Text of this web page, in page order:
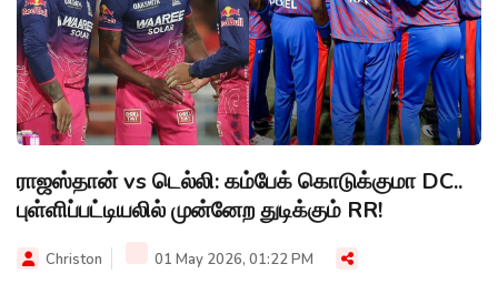
ராஜஸ்தான் vs டெல்லி: கம்பேக் கொடுக்குமா DC..
புள்ளிப்பட்டியலில் முன்னேற துடிக்கும் RR!
Christon 01 May 2026, 01:22 PM